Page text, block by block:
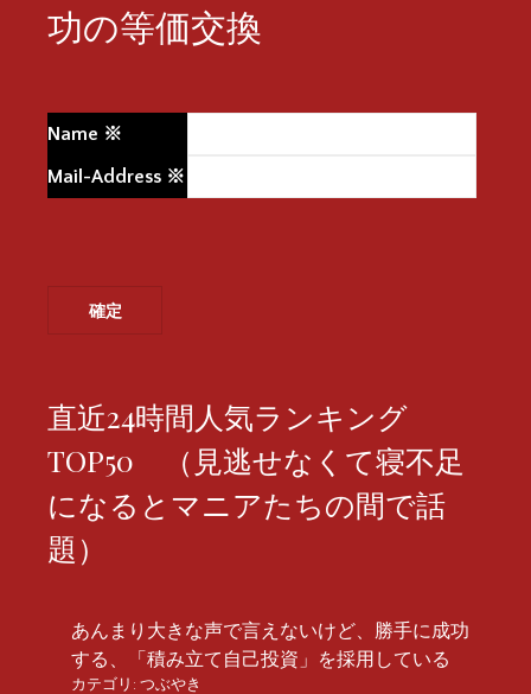
功の等価交換
Name ※
Mail-Address ※
直近24時間人気ランキング
TOP50 （見逃せなくて寝不足
になるとマニアたちの間で話
題）
あんまり大きな声で言えないけど、勝手に成功
する、「積み立て自己投資」を採用している
カテゴリ: つぶやき